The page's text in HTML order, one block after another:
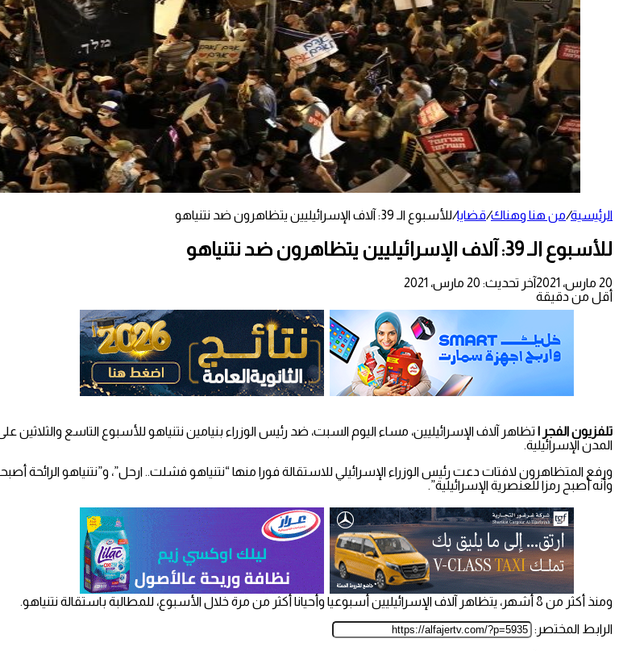
الرئيسية/من هنا وهناك/قضايا/للأسبوع الـ 39: آلاف الإسرائيليين يتظاهرون ضد نتنياهو
للأسبوع الـ 39: آلاف الإسرائيليين يتظاهرون ضد نتنياهو
20 مارس، 2021
آخر تحديث: 20 مارس، 2021
أقل من دقيقة
تلفزيون الفجر | تظاهر آلاف الإسرائيليين، مساء اليوم السبت، ضد رئيس الوزراء بنيامين نتنياهو للأسبوع التاسع
المدن الإسرائيلية.
ورفع المتظاهرون لافتات دعت رئيس الوزراء الإسرائيلي للاستقالة فورا منها “نتنياهو فشلت.. ارحل”، و”نتنياهو الرائحة
وأنه أصبح رمزا للعنصرية الإسرائيلية”.
ومنذ أكثر من 8 أشهر، يتظاهر آلاف الإسرائيليين أسبوعيا وأحيانا أكثر من مرة خلال الأسبوع، للمطالبة باستقالة نتنياهو.
الرابط المختصر: